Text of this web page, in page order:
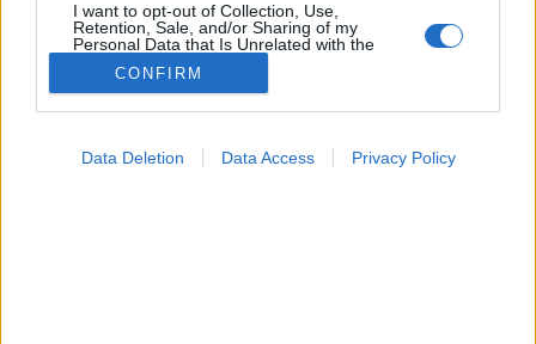
I want to opt-out of Collection, Use,
Retention, Sale, and/or Sharing of my
Personal Data that Is Unrelated with the
Purposes for which it was collected.
Opted Out
CONFIRM
Data Deletion Data Access Privacy Policy